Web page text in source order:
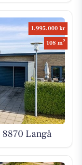
1.995.000 kr
108 m2
Langå